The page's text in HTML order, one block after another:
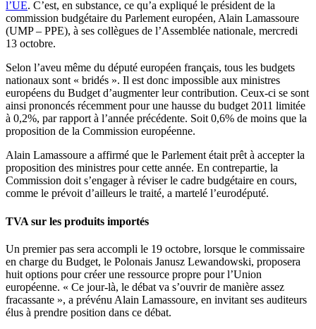
l’UE. C’est, en substance, ce qu’a expliqué le président de la
commission budgétaire du Parlement européen, Alain Lamassoure
(UMP – PPE), à ses collègues de l’Assemblée nationale, mercredi
13 octobre.
Selon l’aveu même du député européen français, tous les budgets
nationaux sont « bridés ». Il est donc impossible aux ministres
européens du Budget d’augmenter leur contribution. Ceux-ci se sont
ainsi prononcés récemment pour une hausse du budget 2011 limitée
à 0,2%, par rapport à l’année précédente. Soit 0,6% de moins que la
proposition de la Commission européenne.
Alain Lamassoure a affirmé que le Parlement était prêt à accepter la
proposition des ministres pour cette année. En contrepartie, la
Commission doit s’engager à réviser le cadre budgétaire en cours,
comme le prévoit d’ailleurs le traité, a martelé l’eurodéputé.
TVA sur les produits importés
Un premier pas sera accompli le 19 octobre, lorsque le commissaire
en charge du Budget, le Polonais Janusz Lewandowski, proposera
huit options pour créer une ressource propre pour l’Union
européenne. « Ce jour-là, le débat va s’ouvrir de manière assez
fracassante », a prévénu Alain Lamassoure, en invitant ses auditeurs
élus à prendre position dans ce débat.